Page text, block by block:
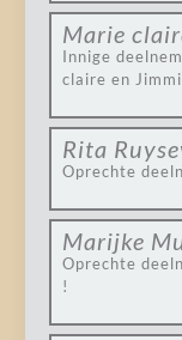
Marie
Innige
claire en Jimmi
Rita
Oprechte
Marijke
Oprechte
!